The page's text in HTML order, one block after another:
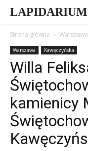
LAPIDARIUM
Strona główna Warszawa
Warszawa Kawęczyńska
Willa
kamienicy